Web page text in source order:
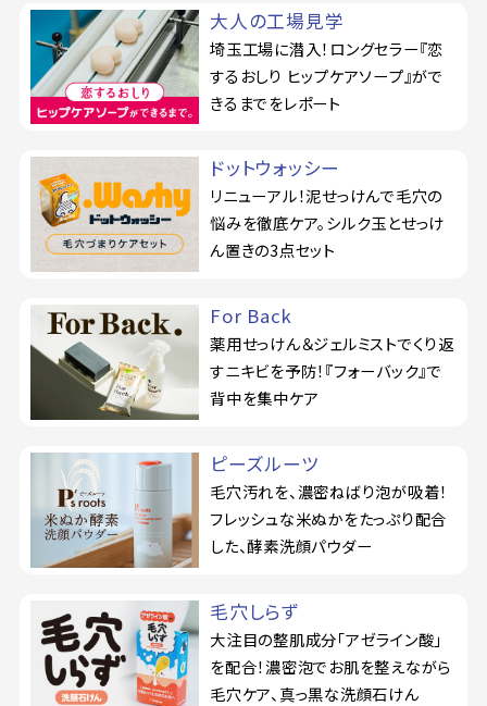
大人の工場見学
埼玉工場に潜入！ロングセラー『恋
するおしり ヒップケアソープ』がで
きるまでをレポート
ドットウォッシー
リニューアル！泥せっけんで毛穴の
悩みを徹底ケア。シルク玉とせっけ
ん置きの3点セット
For Back
薬用せっけん＆ジェルミストでくり返
すニキビを予防！『フォーバック』で
背中を集中ケア
ピーズルーツ
毛穴汚れを、濃密ねばり泡が吸着！
フレッシュな米ぬかをたっぷり配合
した、酵素洗顔パウダー
毛穴しらず
大注目の整肌成分「アゼライン酸」
を配合！濃密泡でお肌を整えながら
毛穴ケア、真っ黒な洗顔石けん